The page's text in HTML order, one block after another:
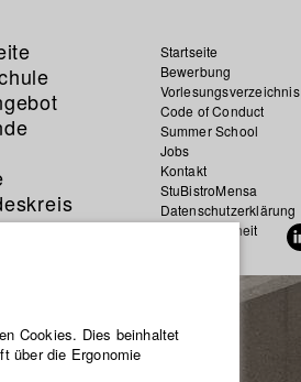
Startseite
Bewerbung
Vorlesungsverzeichnis
Code of Conduct
Summer School
Jobs
Kontakt
StuBistroMensa
Datenschutzerklärung
Datensicherheit
Cookies. Dies beinhaltet
über die Ergonomie